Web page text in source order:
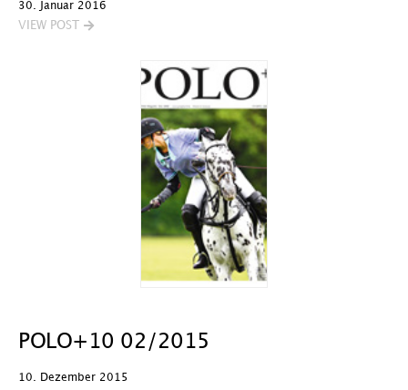
30. Januar 2016
VIEW POST
POLO+10 02/2015
10. Dezember 2015